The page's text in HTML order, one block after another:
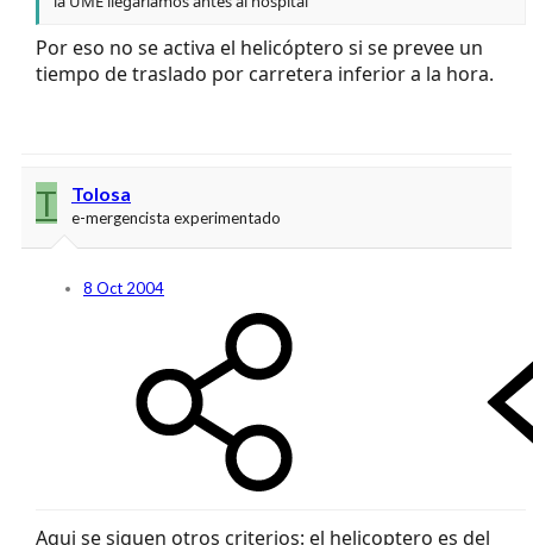
Por eso no se activa el helicóptero si se prevee un
tiempo de traslado por carretera inferior a la hora.
T Tolosa
e-mergencista experimentado
8 Oct 2004
Aqui se siguen otros criterios: el helicoptero es del